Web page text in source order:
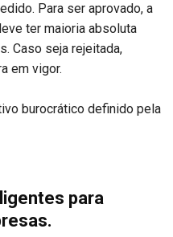
Para ser aprovado, a
ter maioria absoluta
Caso seja rejeitada,
em vigor.
burocrático definido pela
para